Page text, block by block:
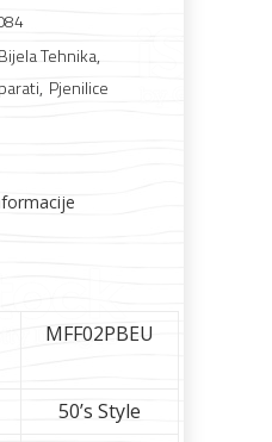
Bijela Tehnika,
, Pjenilice
MFF02PBEU
50’s Style